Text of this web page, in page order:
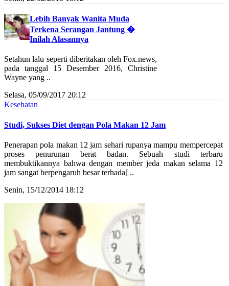
Lebih Banyak Wanita Muda
Terkena Serangan Jantung �
Inilah Alasannya
Setahun lalu seperti diberitakan oleh Fox.news,
pada tanggal 15 Desember 2016, Christine
Wayne yang ..
Selasa, 05/09/2017 20:12
Kesehatan
Studi, Sukses Diet dengan Pola Makan 12 Jam
Penerapan pola makan 12 jam sehari rupanya mampu mempercepat
proses penurunan berat badan. Sebuah studi terbaru
membuktikannya bahwa dengan member jeda makan selama 12
jam sangat berpengaruh besar terhada[ ..
Senin, 15/12/2014 18:12